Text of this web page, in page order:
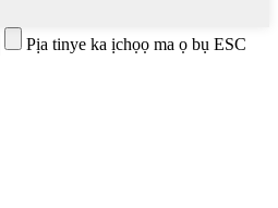
Pịa tinye ka ịchọọ ma ọ bụ ESC